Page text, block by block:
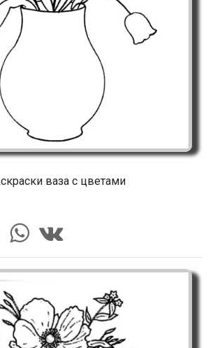
ваза с цветами